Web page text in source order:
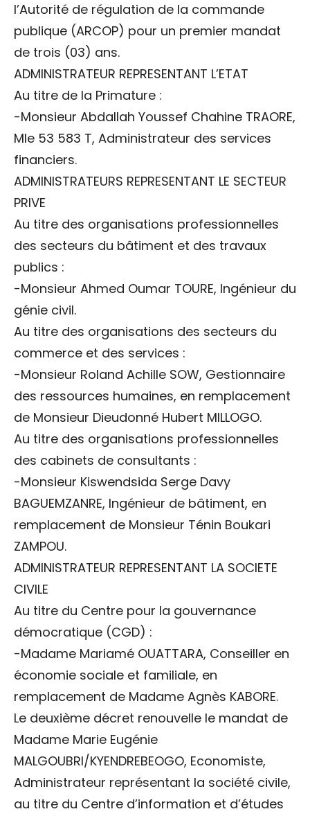
l’Autorité de régulation de la commande
publique (ARCOP) pour un premier mandat
de trois (03) ans.
ADMINISTRATEUR REPRESENTANT L’ETAT
Au titre de la Primature :
-Monsieur Abdallah Youssef Chahine TRAORE,
Mle 53 583 T, Administrateur des services
financiers.
ADMINISTRATEURS REPRESENTANT LE SECTEUR
PRIVE
Au titre des organisations professionnelles
des secteurs du bâtiment et des travaux
publics :
-Monsieur Ahmed Oumar TOURE, Ingénieur du
génie civil.
Au titre des organisations des secteurs du
commerce et des services :
-Monsieur Roland Achille SOW, Gestionnaire
des ressources humaines, en remplacement
de Monsieur Dieudonné Hubert MILLOGO.
Au titre des organisations professionnelles
des cabinets de consultants :
-Monsieur Kiswendsida Serge Davy
BAGUEMZANRE, Ingénieur de bâtiment, en
remplacement de Monsieur Ténin Boukari
ZAMPOU.
ADMINISTRATEUR REPRESENTANT LA SOCIETE
CIVILE
Au titre du Centre pour la gouvernance
démocratique (CGD) :
-Madame Mariamé OUATTARA, Conseiller en
économie sociale et familiale, en
remplacement de Madame Agnès KABORE.
Le deuxième décret renouvelle le mandat de
Madame Marie Eugénie
MALGOUBRI/KYENDREBEOGO, Economiste,
Administrateur représentant la société civile,
au titre du Centre d’information et d’études